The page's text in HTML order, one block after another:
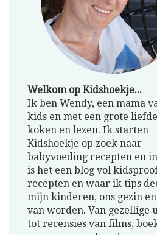
Welkom op Kidshoekje...
Ik ben Wendy, een mama
kids en met een grote
koken en lezen. Ik starten
Kidshoekje op zoek naar
babyvoeding recepten en
is het een blog vol
recepten en waar ik tips
mijn kinderen, ons gezin
van worden. Van gezellige
tot recensies van films,